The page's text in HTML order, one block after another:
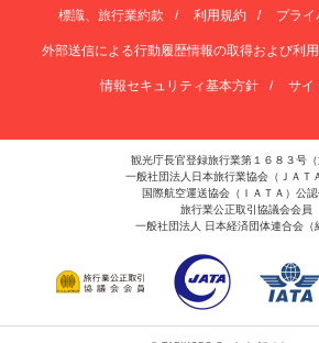
標識、旅行業約款 利用規約 プラ
外部送信による行動履歴情報の取得および利
情報セキュリティ基本方針 サイ
観光庁長官登録旅行業第１６８３号（
一般社団法人日本旅行業協会（ＪＡＴ
国際航空運送協会（ＩＡＴＡ）公
旅行業公正取引協議会会員
一般社団法人 日本経済団体連合会（